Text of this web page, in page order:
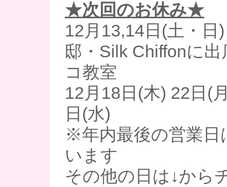
★次回のお休み★
12月13,14日(土・
邸・Silk Chiffonに
コ教室
12月18日(木) 22日(
日(水)
※年内最後の営業日
います
その他の日は↓から